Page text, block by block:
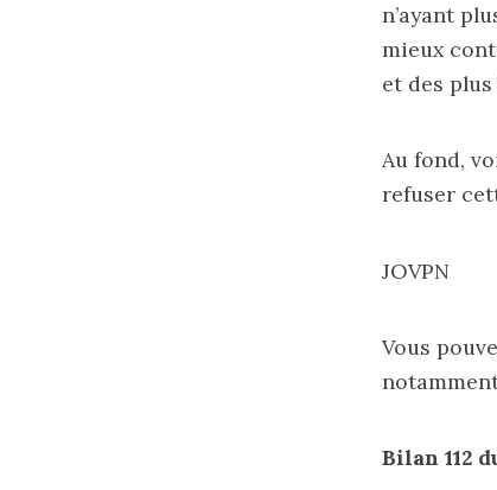
n’ayant
mieux
et des
Au fond,
refuser
JOVPN
Vous
Bilan 112